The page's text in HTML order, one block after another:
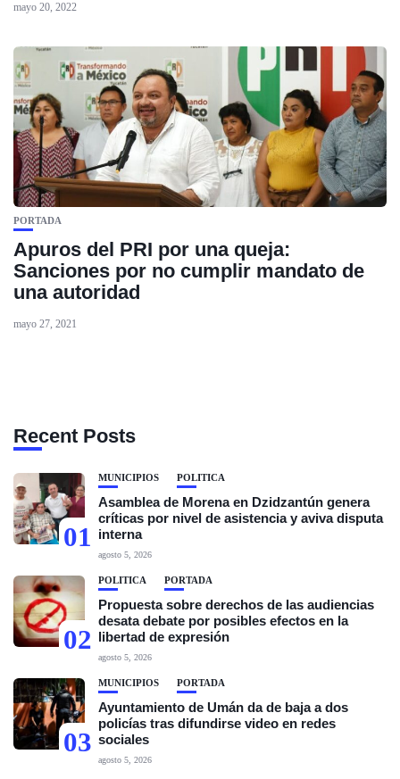
mayo 20, 2022
PORTADA
Apuros del PRI por una queja:
Sanciones por no cumplir mandato de
una autoridad
mayo 27, 2021
Recent Posts
01
MUNICIPIOS POLÍTICA
Asamblea de Morena en Dzidzantún genera
críticas por nivel de asistencia y aviva disputa
interna
agosto 5, 2026
02
POLÍTICA PORTADA
Propuesta sobre derechos de las audiencias
desata debate por posibles efectos en la
libertad de expresión
agosto 5, 2026
03
MUNICIPIOS PORTADA
Ayuntamiento de Umán da de baja a dos
policías tras difundirse video en redes
sociales
agosto 5, 2026